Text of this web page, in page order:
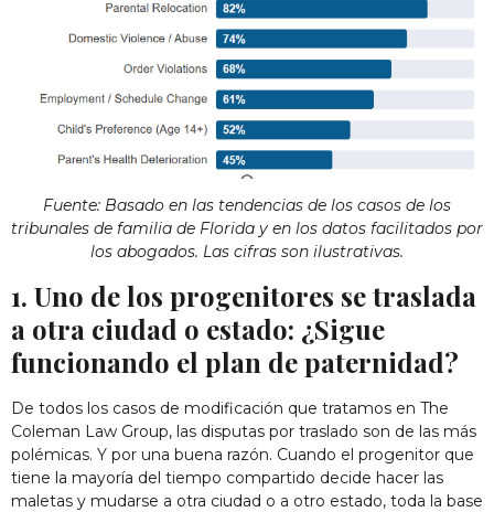
Fuente: Basado en las tendencias de los casos de los
tribunales de familia de Florida y en los datos facilitados por
los abogados. Las cifras son ilustrativas.
1. Uno de los progenitores se traslada
a otra ciudad o estado: ¿Sigue
funcionando el plan de paternidad?
De todos los casos de modificación que tratamos en The
Coleman Law Group, las disputas por traslado son de las más
polémicas. Y por una buena razón. Cuando el progenitor que
tiene la mayoría del tiempo compartido decide hacer las
maletas y mudarse a otra ciudad o a otro estado, toda la base